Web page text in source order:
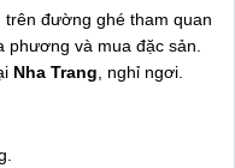
trên đường ghé tham quan
phương và mua đặc sản.
Nha Trang, nghỉ ngơi.